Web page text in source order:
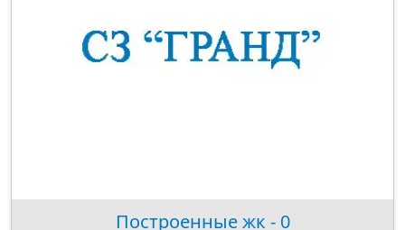
Построенные жк - 0